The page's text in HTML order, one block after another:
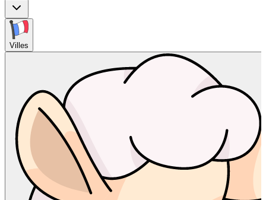
Villes